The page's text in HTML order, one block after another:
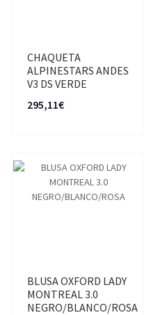
CHAQUETA
ALPINESTARS ANDES
V3 DS VERDE
295,11€
BLUSA OXFORD LADY
MONTREAL 3.0
NEGRO/BLANCO/ROSA